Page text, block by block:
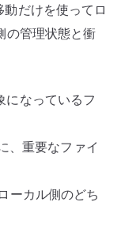
だけを使ってロ
の管理状態と衝
なっているフ
、重要なファイ
ーカル側のどち